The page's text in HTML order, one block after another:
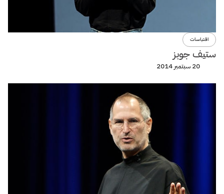
اقتباسات
ستيف جوبز
20 سبتمبر 2014